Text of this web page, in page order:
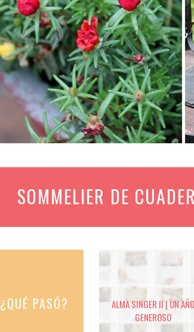
SOMMELIER DE
¿QUÉ PASÓ?
ALMA SINGER II | UN AÑO
GENEROSO